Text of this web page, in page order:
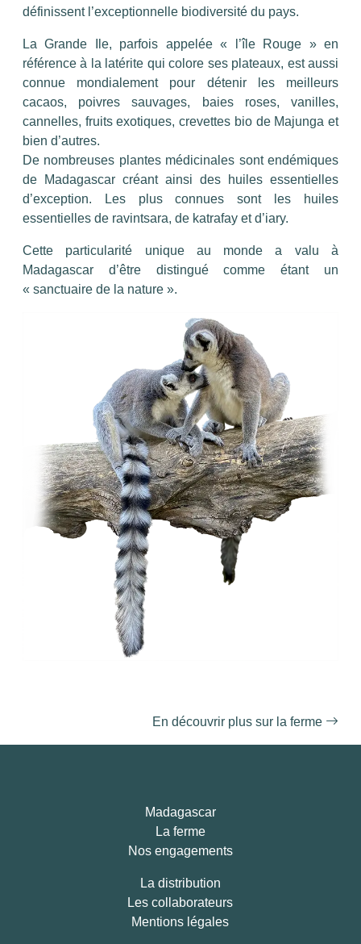
définissent l’exceptionnelle biodiversité du pays.
La Grande Ile, parfois appelée « l’île Rouge » en
référence à la latérite qui colore ses plateaux, est aussi
connue mondialement pour détenir les meilleurs
cacaos, poivres sauvages, baies roses, vanilles,
cannelles, fruits exotiques, crevettes bio de Majunga et
bien d’autres.
De nombreuses plantes médicinales sont endémiques
de Madagascar créant ainsi des huiles essentielles
d’exception. Les plus connues sont les huiles
essentielles de ravintsara, de katrafay et d’iary.
Cette particularité unique au monde a valu à
Madagascar d’être distingué comme étant un
« sanctuaire de la nature ».
En découvrir plus sur la ferme
Madagascar
La ferme
Nos engagements
La distribution
Les collaborateurs
Mentions légales